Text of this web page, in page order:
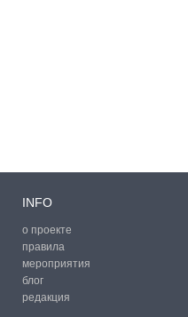
INFO
о проекте
правила
мероприятия
блог
редакция